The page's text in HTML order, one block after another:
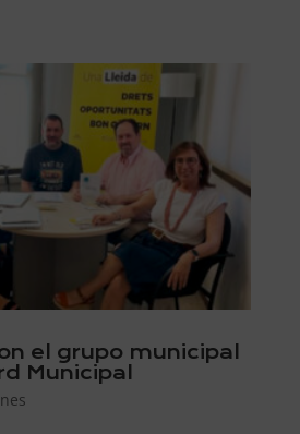
el grupo municipal
Municipal